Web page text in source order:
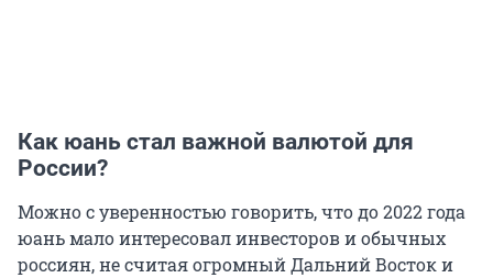
Как юань стал важной валютой для
России?
Можно с уверенностью говорить, что до 2022 года
юань мало интересовал инвесторов и обычных
россиян, не считая огромный Дальний Восток и